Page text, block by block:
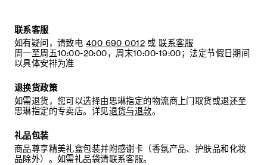
联系客服
如有疑问，请致电 400 690 0012 或 联系客服
周一至周五10:00-20:00，周末10:00-19:00；法定节假日期间
以具体安排为准
退换货政策
如需退货，您可以选择由思琳指定的物流商上门取货或退还至
思琳指定的专卖店。详见退货与退款。
礼品包装
商品尊享精美礼盒包装并附感谢卡（香氛产品、护肤品和化妆
品除外）。如需礼品袋请联系客服。